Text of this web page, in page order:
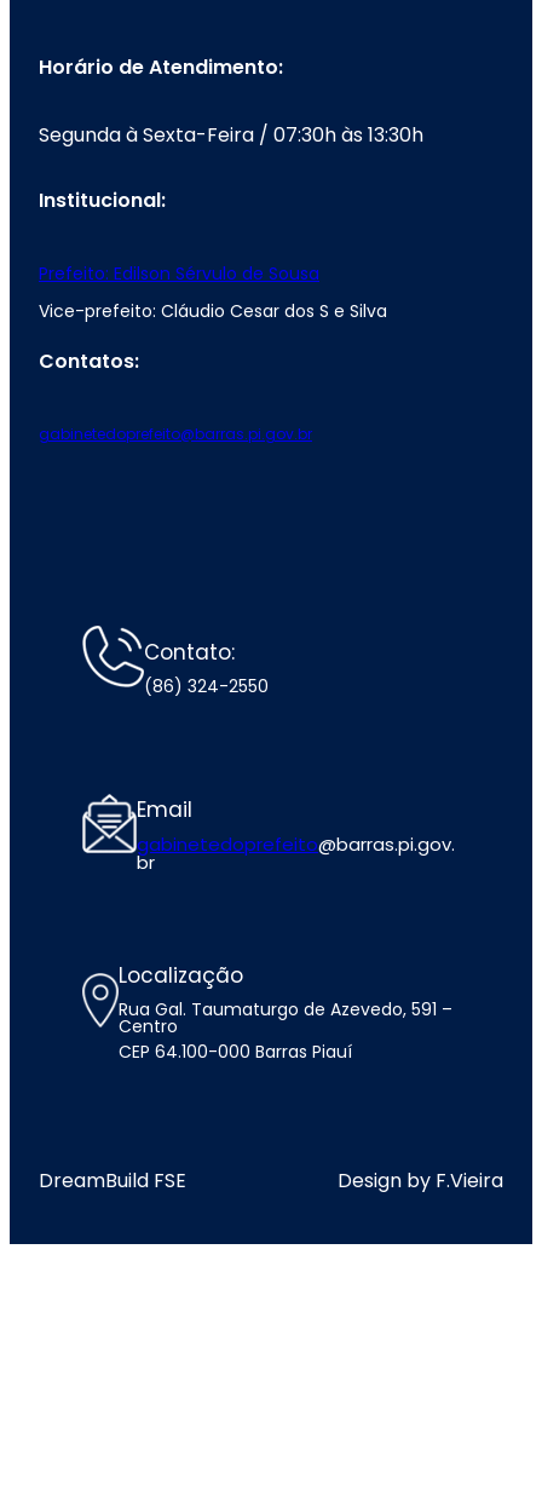
Horário de Atendimento:
Segunda à Sexta-Feira / 07:30h às 13:30h
Institucional:
Prefeito: Edilson Sérvulo de Sousa
Vice-prefeito: Cláudio Cesar dos S e Silva
Contatos:
gabinetedoprefeito@barras.pi.gov.br
Contato:
(86) 324-2550
Email
gabinetedoprefeito@barras.pi.gov.
br
Localização
Rua Gal. Taumaturgo de Azevedo, 591 –
Centro
CEP 64.100-000 Barras Piauí
DreamBuild FSE Design by F.Vieira